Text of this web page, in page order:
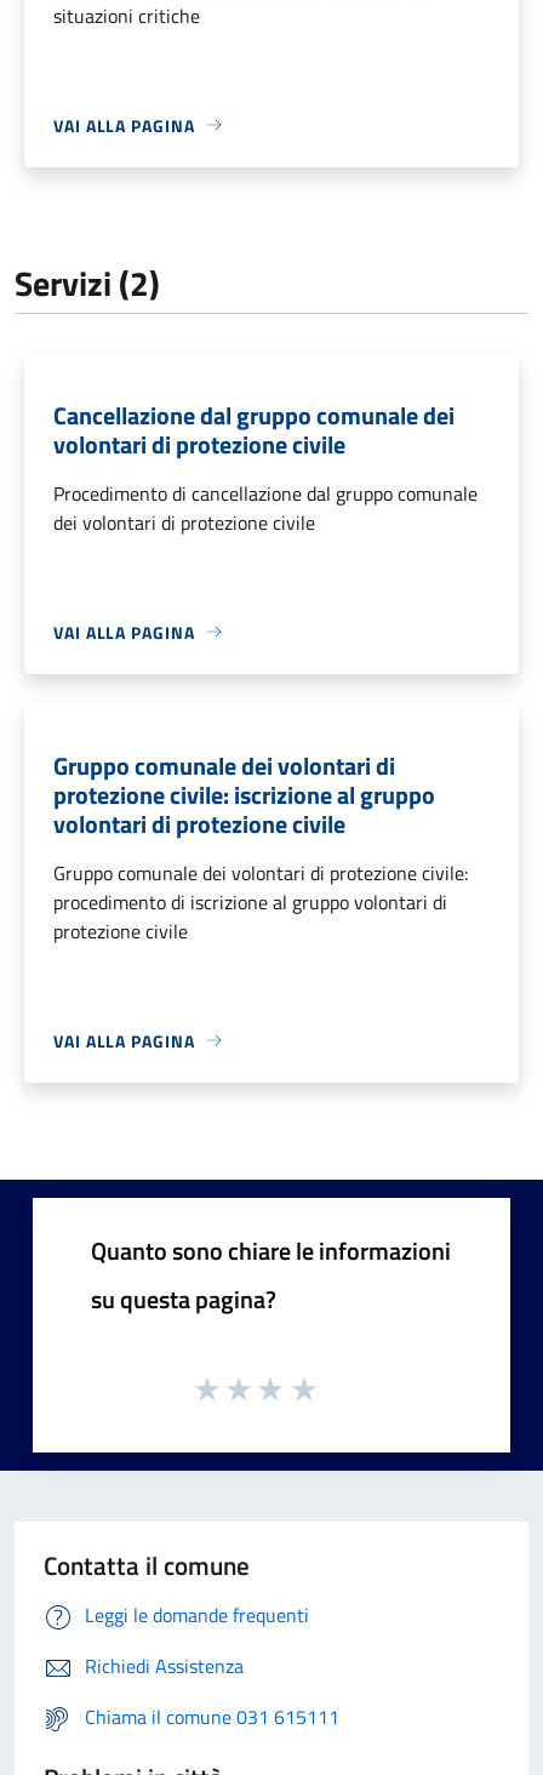
situazioni critiche
VAI ALLA PAGINA
Servizi (2)
Cancellazione dal gruppo comunale dei
volontari di protezione civile
Procedimento di cancellazione dal gruppo comunale
dei volontari di protezione civile
VAI ALLA PAGINA
Gruppo comunale dei volontari di
protezione civile: iscrizione al gruppo
volontari di protezione civile
Gruppo comunale dei volontari di protezione civile:
procedimento di iscrizione al gruppo volontari di
protezione civile
VAI ALLA PAGINA
Quanto sono chiare le informazioni
su questa pagina?
Contatta il comune
Leggi le domande frequenti
Richiedi Assistenza
Chiama il comune 031 615111